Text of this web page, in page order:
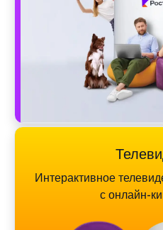
Интерактивное
с онлайн-